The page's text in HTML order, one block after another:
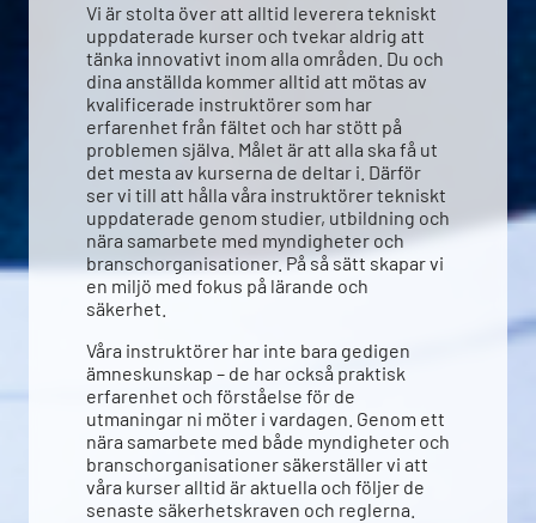
Vi är stolta över att alltid leverera tekniskt
uppdaterade kurser och tvekar aldrig att
tänka innovativt inom alla områden. Du och
dina anställda kommer alltid att mötas av
kvalificerade instruktörer som har
erfarenhet från fältet och har stött på
problemen själva. Målet är att alla ska få ut
det mesta av kurserna de deltar i. Därför
ser vi till att hålla våra instruktörer tekniskt
uppdaterade genom studier, utbildning och
nära samarbete med myndigheter och
branschorganisationer. På så sätt skapar vi
en miljö med fokus på lärande och
säkerhet.
Våra instruktörer har inte bara gedigen
ämneskunskap – de har också praktisk
erfarenhet och förståelse för de
utmaningar ni möter i vardagen. Genom ett
nära samarbete med både myndigheter och
branschorganisationer säkerställer vi att
våra kurser alltid är aktuella och följer de
senaste säkerhetskraven och reglerna.